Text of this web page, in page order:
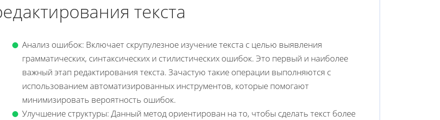
текста
Анализ ошибок: Включает скрупулезное изучение текста с целью выявления
грамматических, синтаксических и стилистических ошибок. Это первый и наиболее
важный этап редактирования текста. Зачастую такие операции выполняются с
использованием автоматизированных инструментов, которые помогают
минимизировать вероятность ошибок.
Улучшение структуры: Данный метод ориентирован на то, чтобы сделать текст более